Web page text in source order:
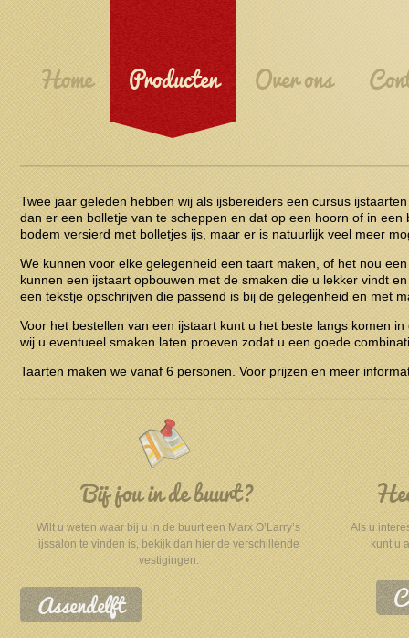
Home Producten Over ons
Twee jaar geleden hebben wij als ijsbereiders een cursus
dan er een bolletje van te scheppen en dat op een hoorn of in
bodem versierd met bolletjes ijs, maar er is natuurlijk veel meer
We kunnen voor elke gelegenheid een taart maken, of het nou
kunnen een ijstaart opbouwen met de smaken die u lekker vindt
een tekstje opschrijven die passend is bij de gelegenheid en met
Voor het bestellen van een ijstaart kunt u het beste langs komen
wij u eventueel smaken laten proeven zodat u een goede
Taarten maken we vanaf 6 personen. Voor prijzen en meer
Bij jou in de buurt?
Wilt u weten waar bij u in de buurt een Marx O’Larry’s
ijssalon te vinden is, bekijk dan hier de verschillende
vestigingen.
Assendelft
Als u
kunt u